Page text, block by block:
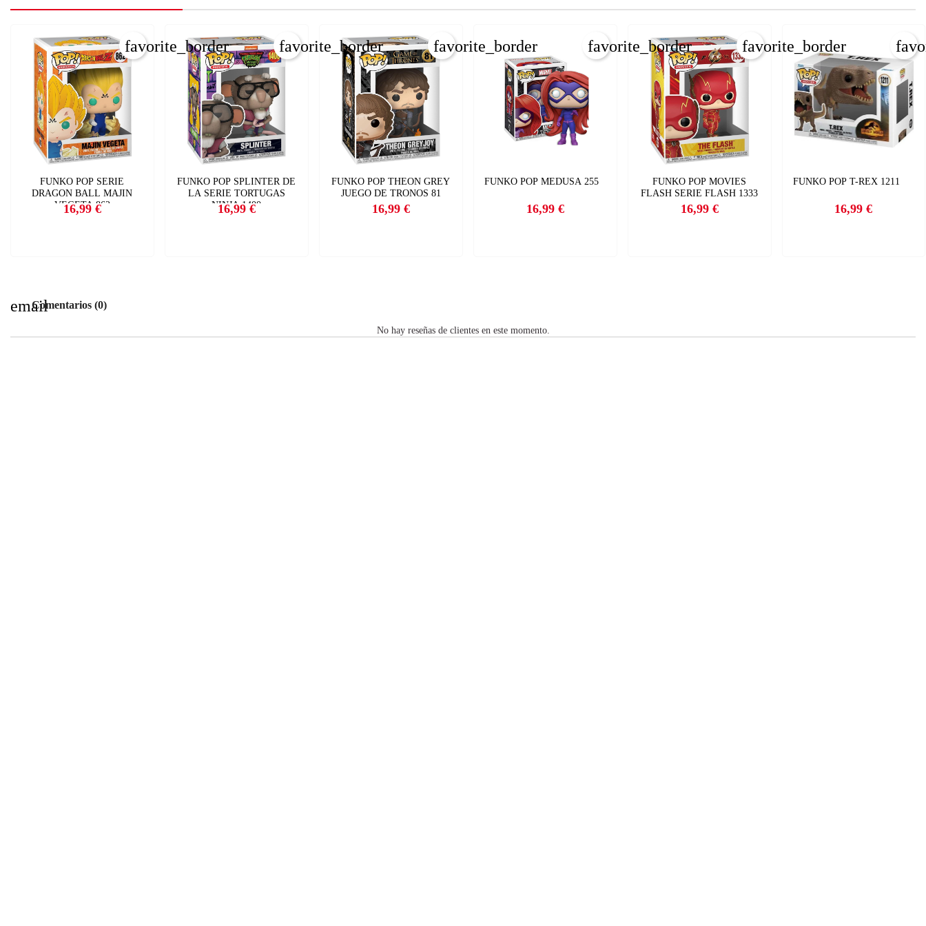
FUNKO POP SERIE
DRAGON BALL MAJIN
VEGETA 862
Precio
16,99 €
favorite_border
FUNKO POP SPLINTER DE
LA SERIE TORTUGAS
NINJA 1400
Precio
16,99 €
favorite_border
FUNKO POP THEON GREY
JUEGO DE TRONOS 81
Precio
16,99 €
favorite_border
FUNKO POP MEDUSA 255
Precio
16,99 €
favorite_border
FUNKO POP MOVIES
FLASH SERIE FLASH 1333
Precio
16,99 €
favorite_border
FUNKO POP T-REX 1211
Precio
16,99 €
emailComentarios (0)
No hay reseñas de clientes en este momento.